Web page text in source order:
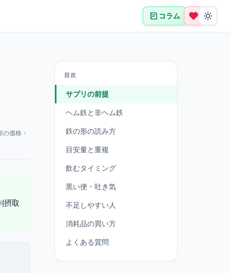
コラム
価格・
摂取
目次
サプリの前提
ヘム鉄と非ヘム鉄
鉄の形の読み方
目安量と重複
飲むタイミング
黒い便・吐き気
不足しやすい人
消耗品の買い方
よくある質問